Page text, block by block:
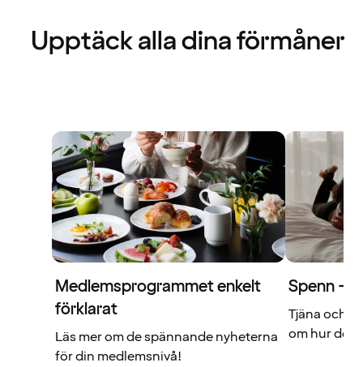
Upptäck alla dina förmåner
Medlemsprogrammet enkelt
förklarat
Läs mer om de spännande nyheterna
för din medlemsnivå!
Spenn –
Tjäna och
om hur det